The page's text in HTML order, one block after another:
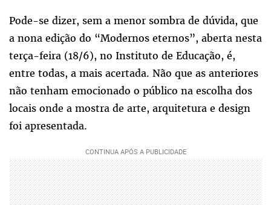
Pode-se dizer, sem a menor sombra de dúvida, que
a nona edição do “Modernos eternos”, aberta nesta
terça-feira (18/6), no Instituto de Educação, é,
entre todas, a mais acertada. Não que as anteriores
não tenham emocionado o público na escolha dos
locais onde a mostra de arte, arquitetura e design
foi apresentada.